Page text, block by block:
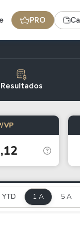
PRO
Ideias
Radar
Resultados
VP
YTD 1 A 5 A